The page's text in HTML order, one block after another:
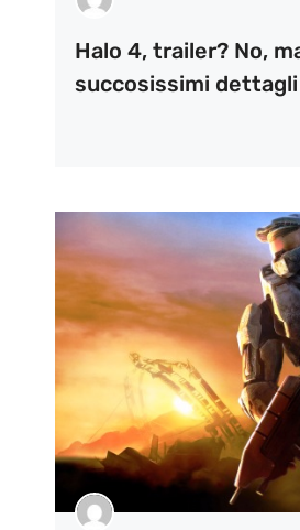
Halo 4, trailer? No,
succosissimi dettagli